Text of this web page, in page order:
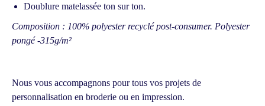
Doublure matelassée ton sur ton.
Composition : 100% polyester recyclé post-consumer. Polyester
pongé -315g/m²
Nous vous accompagnons pour tous vos projets de
personnalisation en broderie ou en impression.